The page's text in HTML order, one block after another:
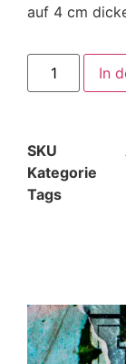
auf 4 cm
In
SKU
Kategorie
Tags